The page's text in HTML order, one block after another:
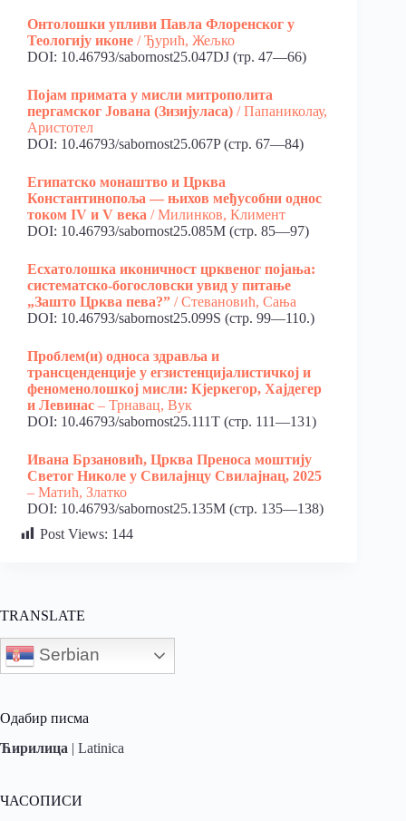
Онтолошки упливи Павла Флоренског у
Теологију иконе / Ђурић, Жељко
DOI: 10.46793/sabornost25.047DJ (тр. 47—66)
Појам примата у мисли митрополита
пергамског Јована (Зизијуласа) / Папаниколау,
Аристотел
DOI: 10.46793/sabornost25.067P (стр. 67—84)
Египатско монаштво и Црква
Константинопоља — њихов међусобни однос
током IV и V века / Милинков, Климент
DOI: 10.46793/sabornost25.085M (стр. 85—97)
Есхатолошка иконичност црквеног појања:
систематско-богословски увид у питање
„Зашто Црква пева?” / Стевановић, Сања
DOI: 10.46793/sabornost25.099S (стр. 99—110.)
Проблем(и) односа здравља и
трансценденције у егзистенцијалистичкој и
феноменолошкој мисли: Кјеркегор, Хајдегер
и Левинас – Трнавац, Вук
DOI: 10.46793/sabornost25.111T (стр. 111—131)
Ивана Брзановић, Црква Преноса моштију
Светог Николе у Свилајнцу Свилајнац, 2025
– Матић, Златко
DOI: 10.46793/sabornost25.135M (стр. 135—138)
Post Views: 144
TRANSLATE
Serbian
Одабир писма
Ћирилица | Latinica
ЧАСОПИСИ